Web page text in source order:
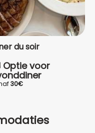
du soir
voor
uw gemak bieden wij de
: voorgerecht,
30€